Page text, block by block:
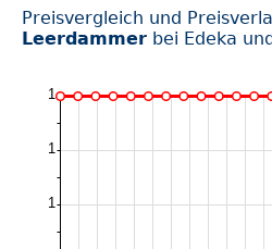
Preisvergleich und
Leerdammer bei Edeka